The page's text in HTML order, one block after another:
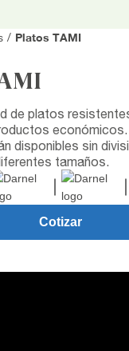
/ Platos TAMI
de platos
disponibles sin
tamaños.
Cotizar